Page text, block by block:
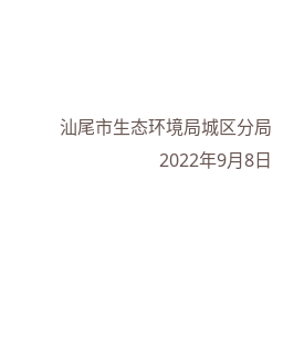
汕尾市生态环境局城区分局
2022年9月8日